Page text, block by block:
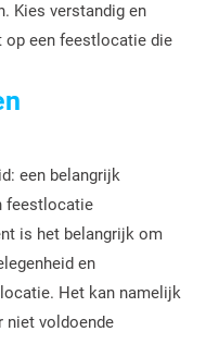
Kies verstandig en
op een feestlocatie die
een belangrijk
feestlocatie
is het belangrijk om
en
Het kan namelijk
niet voldoende